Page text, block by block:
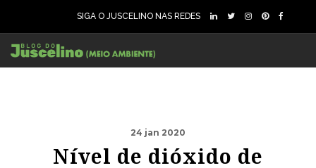
SIGA O JUSCELINO NAS REDES
24 jan 2020
Nível de dióxido de